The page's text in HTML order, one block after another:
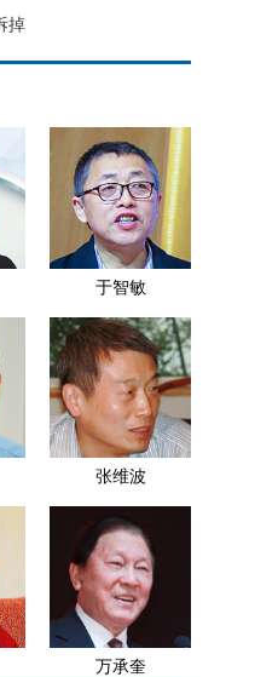
掉
于智敏
张维波
万承奎